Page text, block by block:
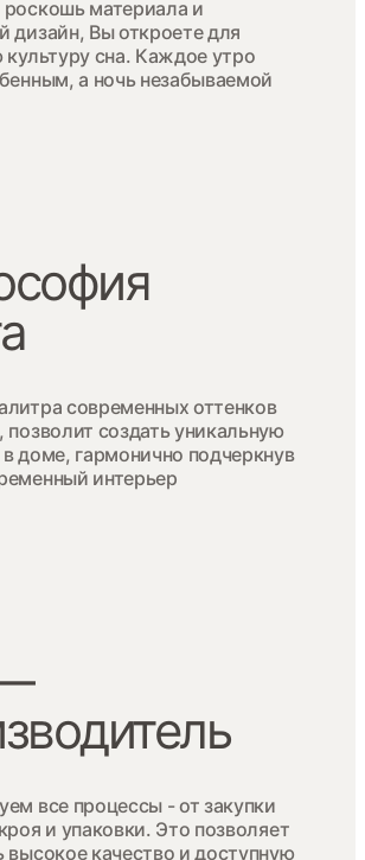
материала и
дизайн, Вы откроете для
культуру сна. Каждое утро
а ночь незабываемой
современных оттенков
позволит создать уникальную
доме, гармонично подчеркнув
интерьер
все процессы - от закупки
и упаковки. Это позволяет
высокое качество и доступную